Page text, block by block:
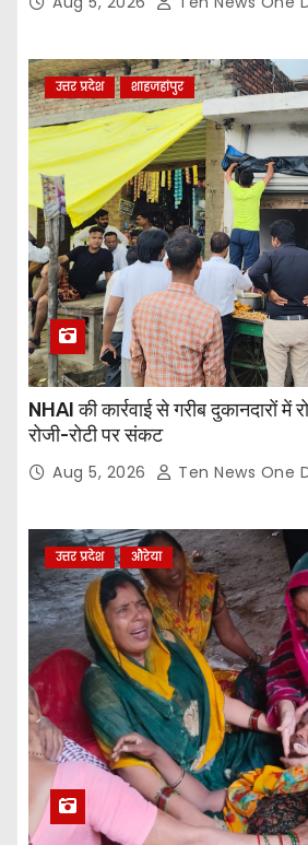
उत्तर प्रदेश शाहजहांपुर
NHAI की कार्रवाई से गरीब दुकानदारों में
रोजी-रोटी पर संकट
Aug 5, 2026 Ten News One
उत्तर प्रदेश औरेया